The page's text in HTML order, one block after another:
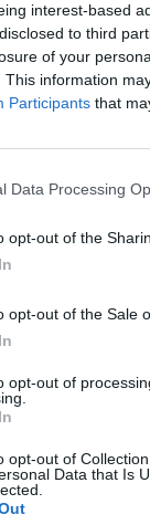
interest-based
to third
of your
This information
Participants that
Data Processing
opt-out of the
opt-out of the Sale
opt-out of
opt-out of
Data that Is
in campo
Luis
nel
strappare